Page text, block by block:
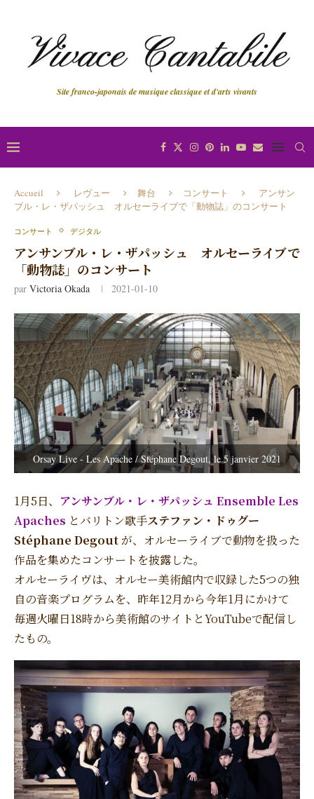
Site franco-japonais de musique classique et d'arts vivants
Accueil レヴュー 舞台 コンサート
アンサン
ブル・レ・ザパッシュ オルセーライブで「動物誌」のコンサート
コンサート デジタル
アンサンブル・レ・ザパッシュ オルセーライブで
「動物誌」のコンサート
par Victoria Okada 2021-01-10
Orsay Live - Les Apache / Stéphane Degout, le 5 janvier 2021
1月5日、 アンサンブル・レ・ザパッシュ Ensemble Les
Apaches とバリトン歌手ステファン・ドゥグー
Stéphane Degout が、オルセーライブで動物を扱った
作品を集めたコンサートを披露した。
オルセーライヴは、オルセー美術館内で収録した5つの独
自の音楽プログラムを、昨年12月から今年1月にかけて
毎週火曜日18時から美術館のサイトとYouTubeで配信し
たもの。